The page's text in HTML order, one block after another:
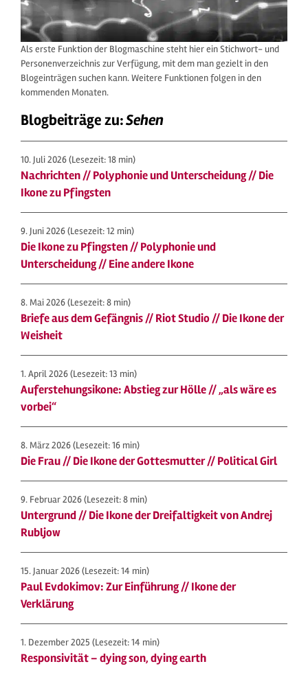
Als erste Funktion der Blogmaschine steht hier ein Stichwort- und
Personenverzeichnis zur Verfügung, mit dem man gezielt in den
Blogeinträgen suchen kann. Weitere Funktionen folgen in den
kommenden Monaten.
Blogbeiträge zu:Sehen
10. Juli 2026(Lesezeit: 18 min)
Nachrichten // Polyphonie und Unterscheidung // Die
Ikone zu Pfingsten
9. Juni 2026(Lesezeit: 12 min)
Die Ikone zu Pfingsten // Polyphonie und
Unterscheidung // Eine andere Ikone
8. Mai 2026(Lesezeit: 8 min)
Briefe aus dem Gefängnis // Riot Studio // Die Ikone der
Weisheit
1. April 2026(Lesezeit: 13 min)
Auferstehungsikone: Abstieg zur Hölle // „als wäre es
vorbei“
8. März 2026(Lesezeit: 16 min)
Die Frau // Die Ikone der Gottesmutter // Political Girl
9. Februar 2026(Lesezeit: 8 min)
Untergrund // Die Ikone der Dreifaltigkeit von Andrej
Rubljow
15. Januar 2026(Lesezeit: 14 min)
Paul Evdokimov: Zur Einführung // Ikone der
Verklärung
1. Dezember 2025 (Lesezeit: 14 min)
Responsivität – dying son, dying earth